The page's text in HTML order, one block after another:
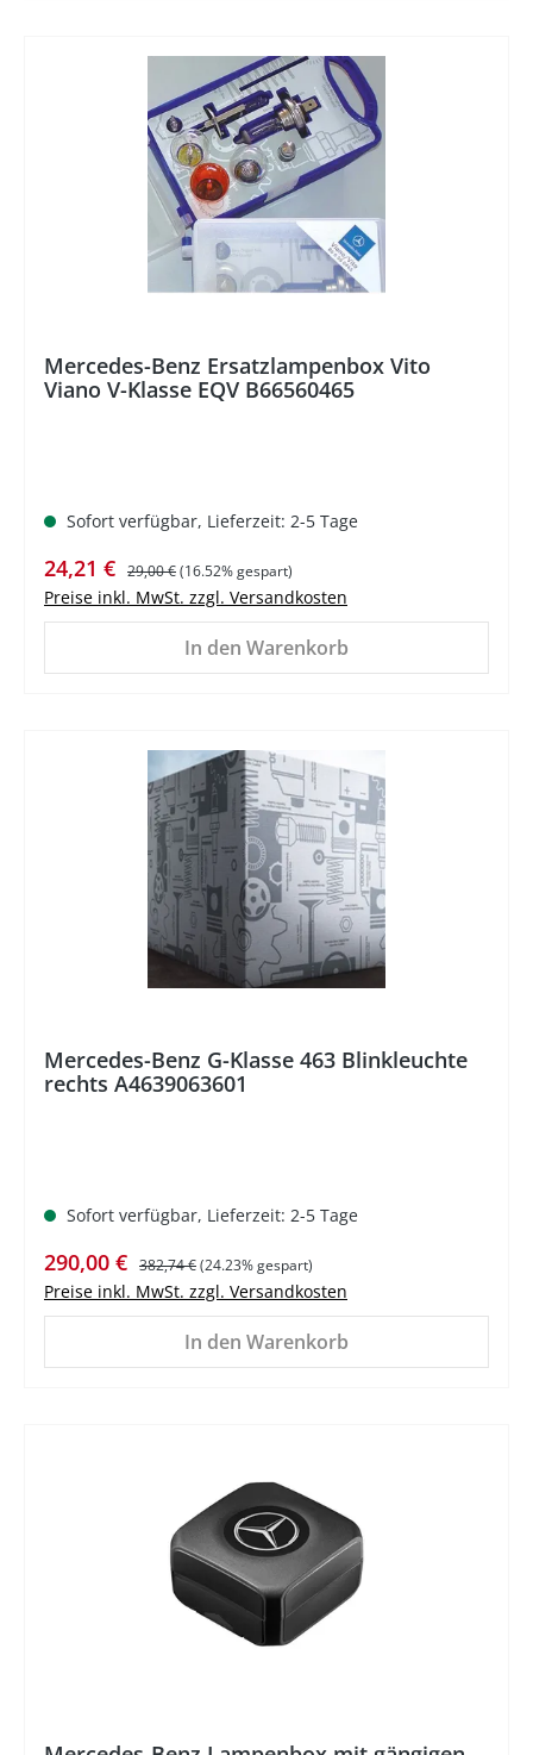
Mercedes-Benz Ersatzlampenbox Vito
Viano V-Klasse EQV B66560465
Sofort verfügbar, Lieferzeit: 2-5 Tage
Verkaufspreis:
24,21 € Regulärer Preis:
29,00 €(16.52% gespart)
Preise inkl. MwSt. zzgl. Versandkosten
In den Warenkorb
Mercedes-Benz G-Klasse 463 Blinkleuchte
rechts A4639063601
Sofort verfügbar, Lieferzeit: 2-5 Tage
Verkaufspreis:
290,00 € Regulärer Preis:
382,74 €(24.23% gespart)
Preise inkl. MwSt. zzgl. Versandkosten
In den Warenkorb